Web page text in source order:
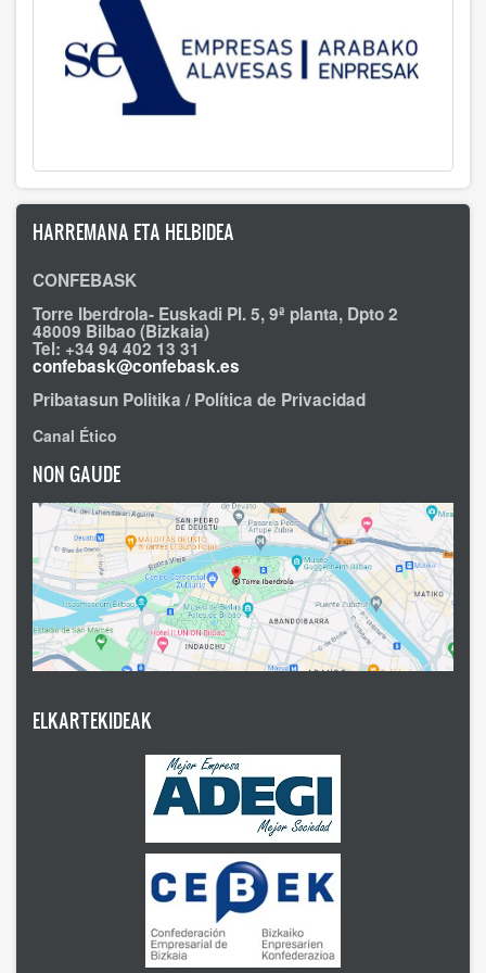
HARREMANA ETA HELBIDEA
CONFEBASK
Torre Iberdrola- Euskadi Pl. 5, 9ª planta, Dpto 2
48009 Bilbao (Bizkaia)
Tel: +34 94 402 13 31
confebask@confebask.es
Pribatasun Politika / Política de Privacidad
Canal Ético
NON GAUDE
ELKARTEKIDEAK